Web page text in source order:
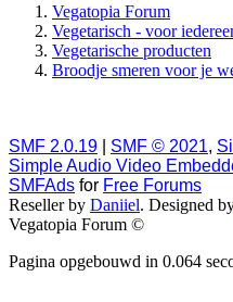
Vegatopia Forum
Vegetarisch - voor
Vegetarische producten
Broodje smeren voor je
SMF 2.0.19 SMF © 2021,
Simple Audio Video
SMFAds for Free Forums
Reseller by Daniiel. Designed
Vegatopia Forum ©
Pagina opgebouwd in 0.064